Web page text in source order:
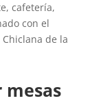
cafetería,
con el
de la